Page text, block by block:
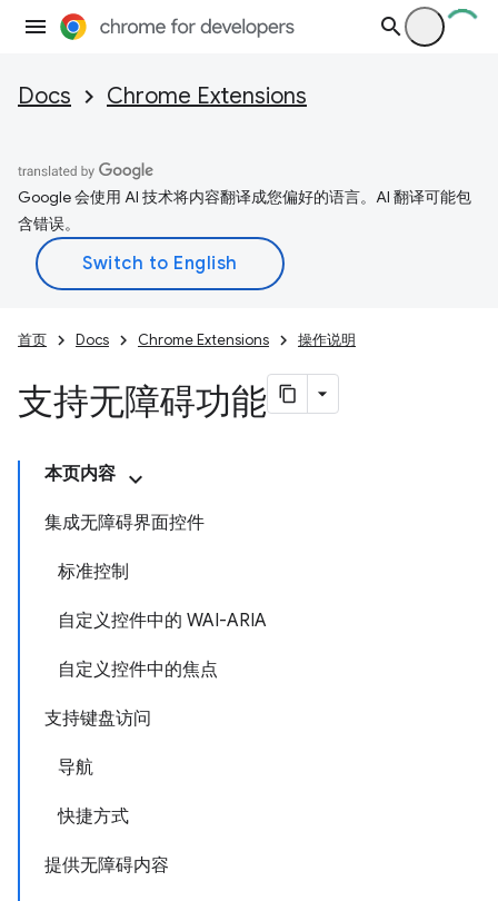
Docs Chrome Extensions
Google 会使用 AI 技术将内容翻译成您偏好的语言。AI 翻译可能包
含错误。
首页 Docs Chrome Extensions 操作说明
支持无障碍功能
本页内容
集成无障碍界面控件
标准控制
自定义控件中的 WAI-ARIA
自定义控件中的焦点
支持键盘访问
导航
快捷方式
提供无障碍内容